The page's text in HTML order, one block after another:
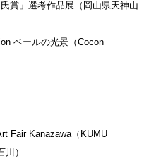
賞」選考作品展（岡山県天神山
ベールの光景（Cocon
Fair Kanazawa（KUMU
）